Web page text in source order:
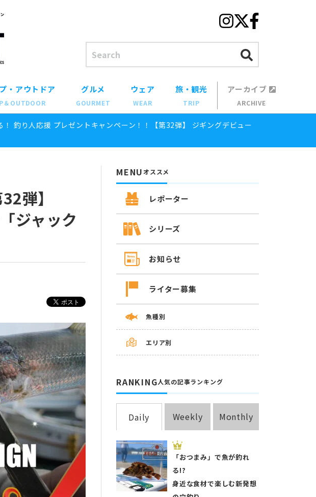
・アウトドア
＆OUTDOOR
グルメ
GOURMET
ウェア
WEAR
旅・観光
TRIP
アーカイブ
ARCHIVE
！ 釣り人応援 プレゼントキャンペーン！！【第32弾】 ジギングデビュー
弾】
ジャック
MENUオススメ
レポーター
シリーズ
お知らせ
ライター募集
魚種別
エリア別
RANKING人気の記事ランキング
Daily Weekly Monthly
「おつまみ」で魚が釣れ
る!?
身近な食材で楽しむ新発想